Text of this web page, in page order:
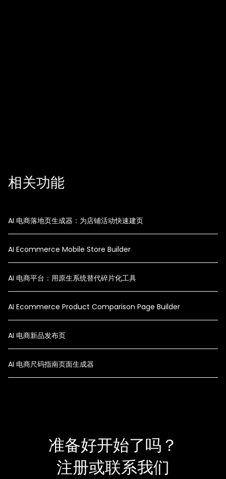
相关功能
AI 电商落地页生成器：为店铺活动快速建页
AI Ecommerce Mobile Store Builder
AI 电商平台：用原生系统替代碎片化工具
AI Ecommerce Product Comparison Page Builder
AI 电商新品发布页
AI 电商尺码指南页面生成器
准备好开始了吗？
注册或联系我们